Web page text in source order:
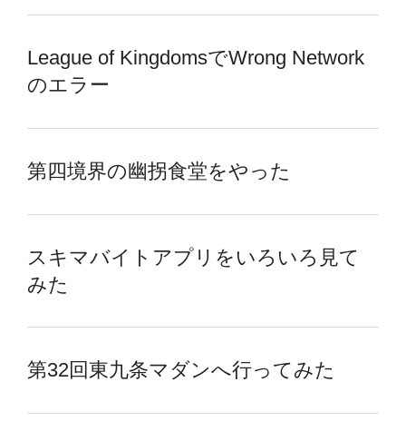
League of KingdomsでWrong Network
のエラー
第四境界の幽拐食堂をやった
スキマバイトアプリをいろいろ見て
みた
第32回東九条マダンへ行ってみた